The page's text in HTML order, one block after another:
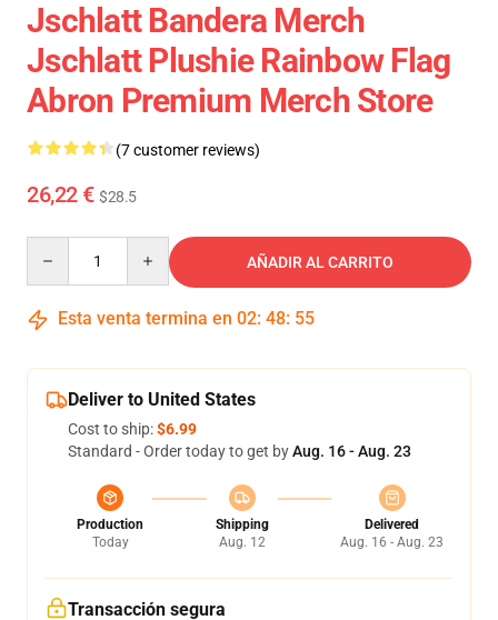
Jschlatt Bandera Merch
Jschlatt Plushie Rainbow Flag
Abron Premium Merch Store
(7 customer reviews)
26,22 € $28.5
AÑADIR AL CARRITO
Esta venta termina en 02: 48: 54
Deliver to United States
Cost to ship:$6.99
Standard - Order today to get byAug. 16 - Aug. 23
Production
Today
Shipping
Aug. 12
Delivered
Aug. 16 - Aug. 23
Transacción segura